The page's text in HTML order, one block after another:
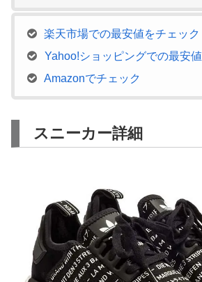
楽天市場での最安値をチェック
Yahoo!ショッピングでの最安値
Amazonでチェック
スニーカー詳細